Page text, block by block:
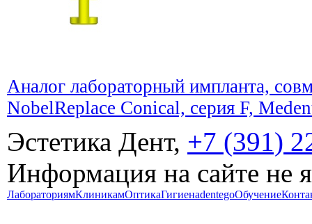
Аналог лабораторный импланта,
NobelReplace Conical, серия F,
Эстетика Дент, +7 (391)
Информация на сайте не
ЛабораториямКлиникамОптикаГигиенаdentegoОбучение